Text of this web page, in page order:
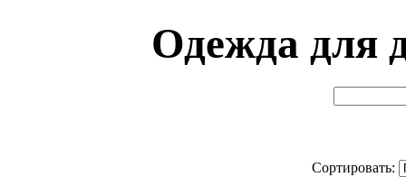
Одежда для
Сортировать: